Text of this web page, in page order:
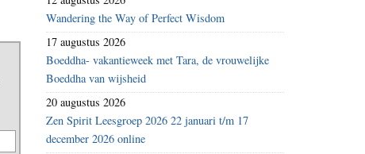
Wandering the Way of Perfect Wisdom
17 augustus 2026
Boeddha- vakantieweek met Tara, de vrouwelijke
Boeddha van wijsheid
20 augustus 2026
Zen Spirit Leesgroep 2026 22 januari t/m 17
december 2026 online